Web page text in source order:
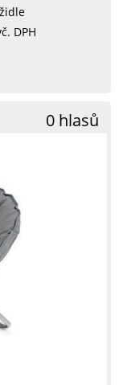
DPH
0 hlasů